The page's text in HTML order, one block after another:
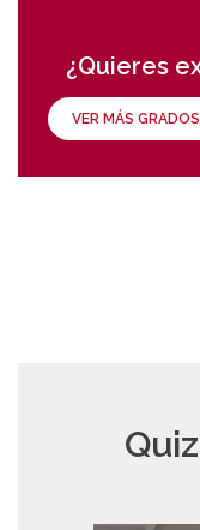
¿Quieres
VER MÁS GRADOS